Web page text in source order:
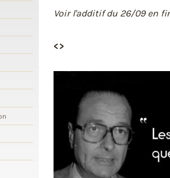
Voir l'additif du 26/09 en
<>